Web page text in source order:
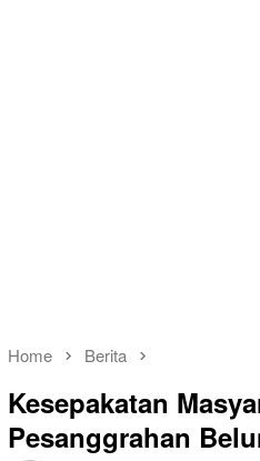
Home Berita
Kesepakatan
Pesanggrahan